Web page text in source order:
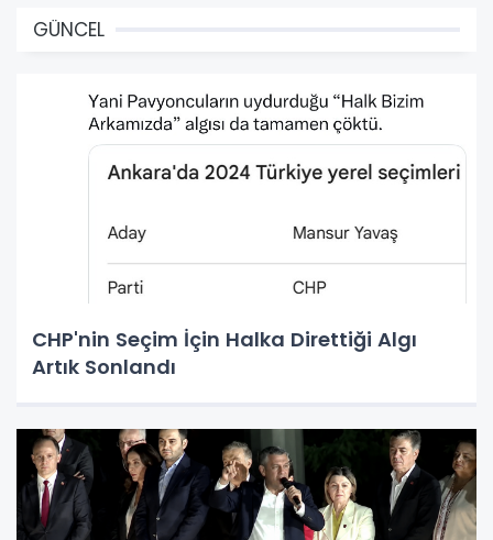
GÜNCEL
CHP'nin Seçim İçin Halka Direttiği Algı
Artık Sonlandı